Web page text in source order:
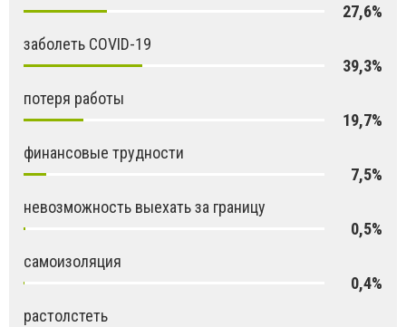
27,6%
заболеть COVID-19
39,3%
потеря работы
19,7%
финансовые трудности
7,5%
невозможность выехать за границу
0,5%
самоизоляция
0,4%
растолстеть